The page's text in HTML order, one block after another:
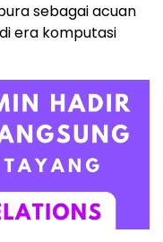
sebagai acuan
era komputasi